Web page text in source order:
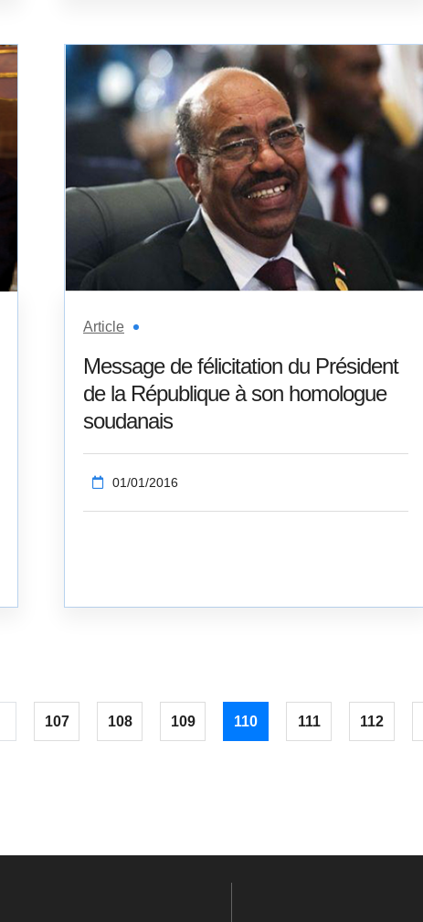
Article
Message de félicitation du Président
de la République à son homologue
soudanais
01/01/2016
107 108 109 110 111 112